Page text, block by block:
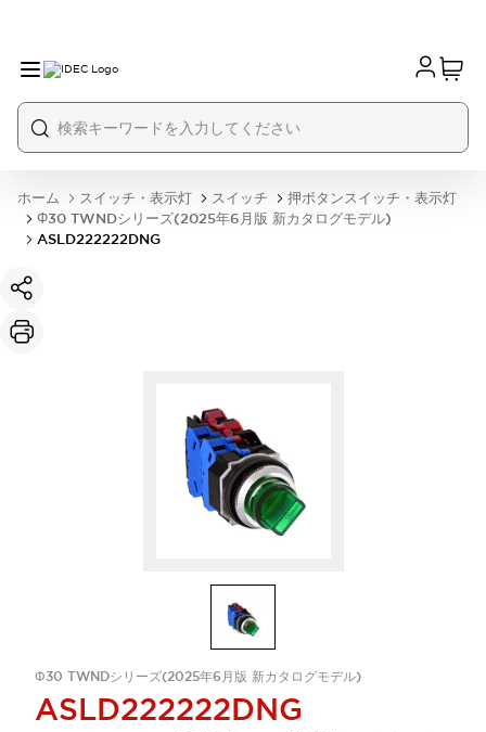
ホーム スイッチ・表示灯 スイッチ
押ボタンスイッチ・表示灯
Φ30 TWNDシリーズ(2025年6月版 新カタログモデル)
ASLD222222DNG
Φ30 TWNDシリーズ(2025年6月版 新カタログモデル)
ASLD222222DNG